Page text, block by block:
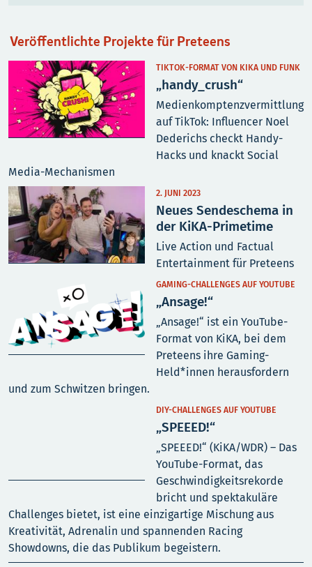
Veröffentlichte Projekte für Preteens
TIKTOK-FORMAT VON KIKA UND FUNK
„handy_crush“
Medienkomptenzvermittlung
auf TikTok: Influencer Noel
Dederichs checkt Handy-
Hacks und knackt Social
Media-Mechanismen
2. JUNI 2023
Neues Sendeschema in
der KiKA-Primetime
Live Action und Factual
Entertainment für Preteens
GAMING-CHALLENGES AUF YOUTUBE
„Ansage!“
„Ansage!“ ist ein YouTube-
Format von KiKA, bei dem
Preteens ihre Gaming-
Held*innen herausfordern
und zum Schwitzen bringen.
DIY-CHALLENGES AUF YOUTUBE
„SPEEED!“
„SPEEED!“ (KiKA/WDR) – Das
YouTube-Format, das
Geschwindigkeitsrekorde
bricht und spektakuläre
Challenges bietet, ist eine einzigartige Mischung aus
Kreativität, Adrenalin und spannenden Racing
Showdowns, die das Publikum begeistern.